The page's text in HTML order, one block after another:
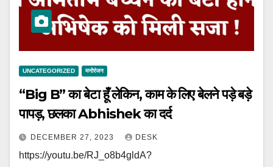
UNCATEGORIZED मनोरंजन
“Big B” का बेटा हूँ लेकिन, काम के लिए बेलने पड़े बड़े
पापड़, छलका Abhishek का दर्द
DECEMBER 27, 2023 DESK
https://youtu.be/RJ_o8b4gldA?